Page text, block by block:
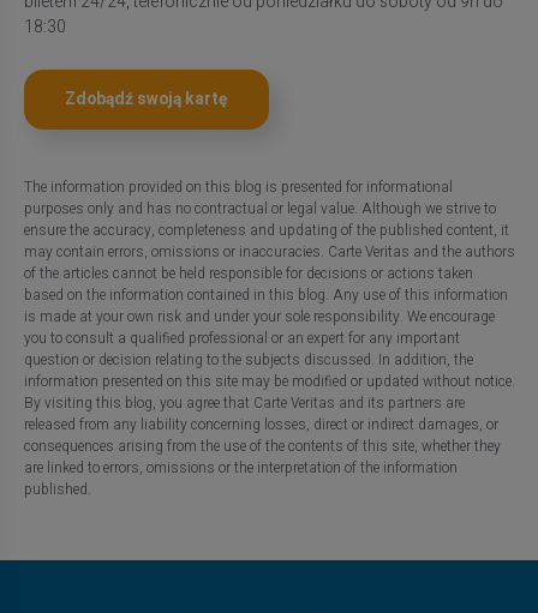
18:30
Zdobądź swoją kartę
The information provided on this blog is presented for informational
purposes only and has no contractual or legal value. Although we strive to
ensure the accuracy, completeness and updating of the published content, it
may contain errors, omissions or inaccuracies. Carte Veritas and the authors
of the articles cannot be held responsible for decisions or actions taken
based on the information contained in this blog. Any use of this information
is made at your own risk and under your sole responsibility. We encourage
you to consult a qualified professional or an expert for any important
question or decision relating to the subjects discussed. In addition, the
information presented on this site may be modified or updated without notice.
By visiting this blog, you agree that Carte Veritas and its partners are
released from any liability concerning losses, direct or indirect damages, or
consequences arising from the use of the contents of this site, whether they
are linked to errors, omissions or the interpretation of the information
published.